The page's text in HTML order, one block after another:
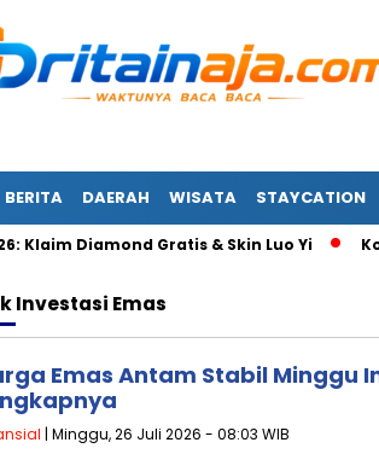
BERITA DAERAH WISATA STAYCATION
Diamond Gratis & Skin Luo Yi Kode
Investasi Emas
Emas Antam Stabil Minggu
| Minggu, 26 Juli 2026 - 08:03 WIB